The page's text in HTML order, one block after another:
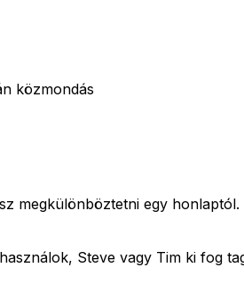
közmondás
megkülönböztetni egy honlaptól.
Steve vagy Tim ki fog